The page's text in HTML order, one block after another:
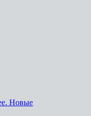
Новые